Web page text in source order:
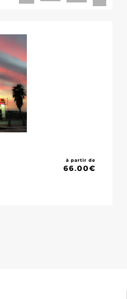
à partir de
66.00€